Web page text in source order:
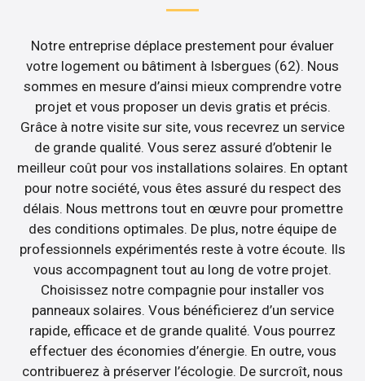
Notre entreprise déplace prestement pour évaluer
votre logement ou bâtiment à Isbergues (62). Nous
sommes en mesure d’ainsi mieux comprendre votre
projet et vous proposer un devis gratis et précis.
Grâce à notre visite sur site, vous recevrez un service
de grande qualité. Vous serez assuré d’obtenir le
meilleur coût pour vos installations solaires. En optant
pour notre société, vous êtes assuré du respect des
délais. Nous mettrons tout en œuvre pour promettre
des conditions optimales. De plus, notre équipe de
professionnels expérimentés reste à votre écoute. Ils
vous accompagnent tout au long de votre projet.
Choisissez notre compagnie pour installer vos
panneaux solaires. Vous bénéficierez d’un service
rapide, efficace et de grande qualité. Vous pourrez
effectuer des économies d’énergie. En outre, vous
contribuerez à préserver l’écologie. De surcroît, nous